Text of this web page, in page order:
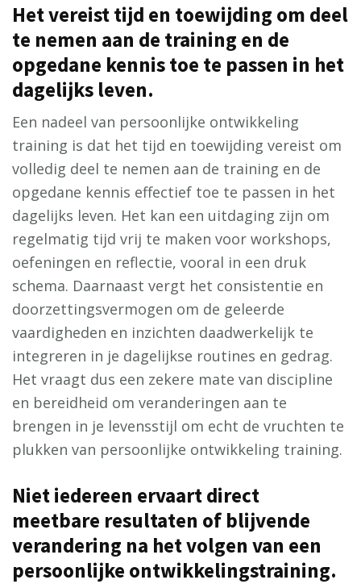
Het vereist tijd en toewijding om deel
te nemen aan de training en de
opgedane kennis toe te passen in het
dagelijks leven.
Een nadeel van persoonlijke ontwikkeling
training is dat het tijd en toewijding vereist om
volledig deel te nemen aan de training en de
opgedane kennis effectief toe te passen in het
dagelijks leven. Het kan een uitdaging zijn om
regelmatig tijd vrij te maken voor workshops,
oefeningen en reflectie, vooral in een druk
schema. Daarnaast vergt het consistentie en
doorzettingsvermogen om de geleerde
vaardigheden en inzichten daadwerkelijk te
integreren in je dagelijkse routines en gedrag.
Het vraagt dus een zekere mate van discipline
en bereidheid om veranderingen aan te
brengen in je levensstijl om echt de vruchten te
plukken van persoonlijke ontwikkeling training.
Niet iedereen ervaart direct
meetbare resultaten of blijvende
verandering na het volgen van een
persoonlijke ontwikkelingstraining.